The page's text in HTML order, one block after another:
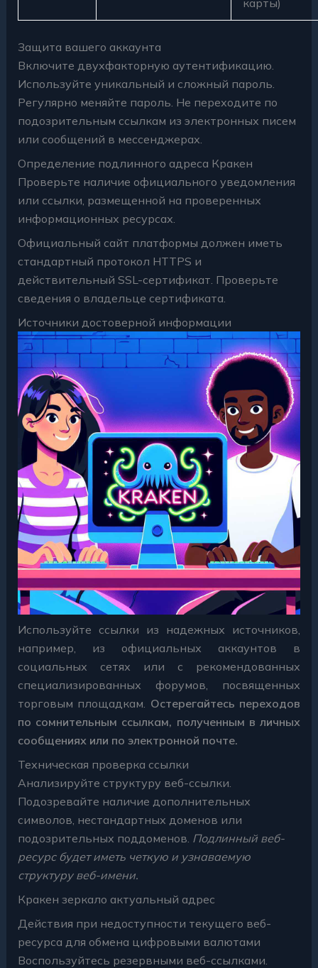
Защита вашего аккаунта
Включите двухфакторную аутентификацию.
Используйте уникальный и сложный пароль.
Регулярно меняйте пароль. Не переходите по
подозрительным ссылкам из электронных писем
или сообщений в мессенджерах.
Определение подлинного адреса Кракен
Проверьте наличие официального уведомления
или ссылки, размещенной на проверенных
информационных ресурсах.
Официальный сайт платформы должен иметь
стандартный протокол HTTPS и
действительный SSL-сертификат. Проверьте
сведения о владельце сертификата.
Источники достоверной информации
Используйте ссылки из надежных источников,
например, из официальных аккаунтов в
социальных сетях или с рекомендованных
специализированных форумов, посвященных
торговым площадкам. Остерегайтесь переходов
по сомнительным ссылкам, полученным в личных
сообщениях или по электронной почте.
Техническая проверка ссылки
Анализируйте структуру веб-ссылки.
Подозревайте наличие дополнительных
символов, нестандартных доменов или
подозрительных поддоменов. Подлинный веб-
ресурс будет иметь четкую и узнаваемую
структуру веб-имени.
Кракен зеркало актуальный адрес
Действия при недоступности текущего веб-
ресурса для обмена цифровыми валютами
Воспользуйтесь резервными веб-ссылками.